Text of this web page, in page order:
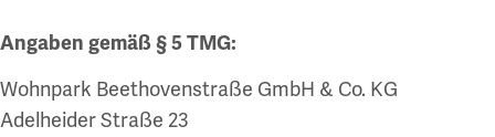
Angaben gemäß § 5 TMG:
Wohnpark Beethovenstraße GmbH & Co. KG
Adelheider Straße 23